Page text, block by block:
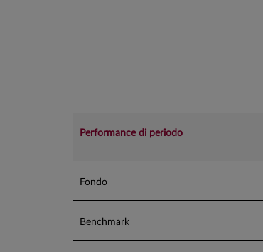
Performance di periodo
Fondo
Benchmark